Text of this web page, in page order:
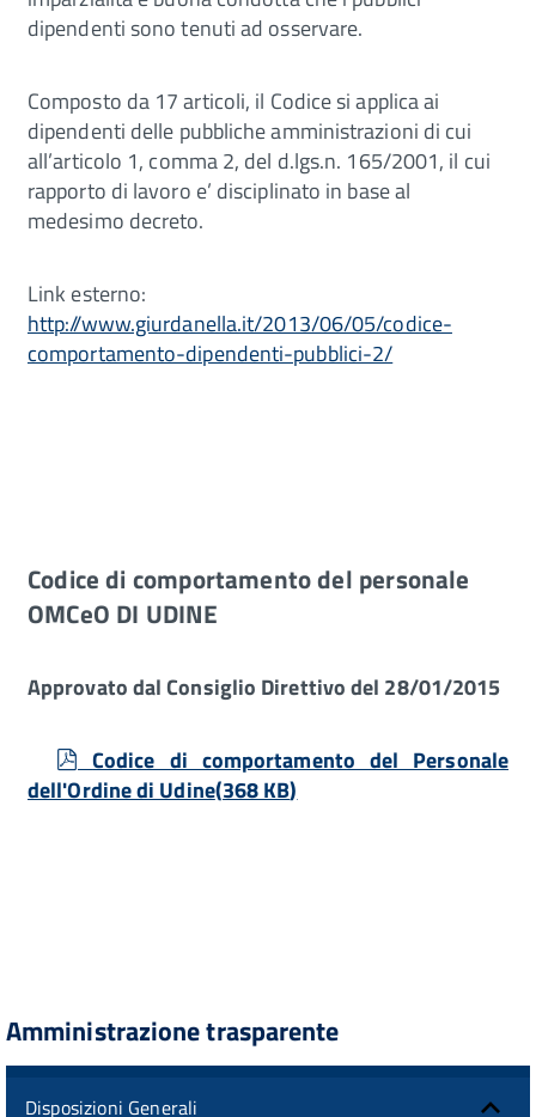
dipendenti sono tenuti ad osservare.
Composto da 17 articoli, il Codice si applica ai
dipendenti delle pubbliche amministrazioni di cui
all’articolo 1, comma 2, del d.lgs.n. 165/2001, il cui
rapporto di lavoro e’ disciplinato in base al
medesimo decreto.
Link esterno:
http://www.giurdanella.it/2013/06/05/codice-
comportamento-dipendenti-pubblici-2/
Codice di comportamento del personale
OMCeO DI UDINE
Approvato dal Consiglio Direttivo del 28/01/2015
pdf
Codice di comportamento del Personale
dell'Ordine di Udine(368 KB)
Amministrazione trasparente
Disposizioni Generali